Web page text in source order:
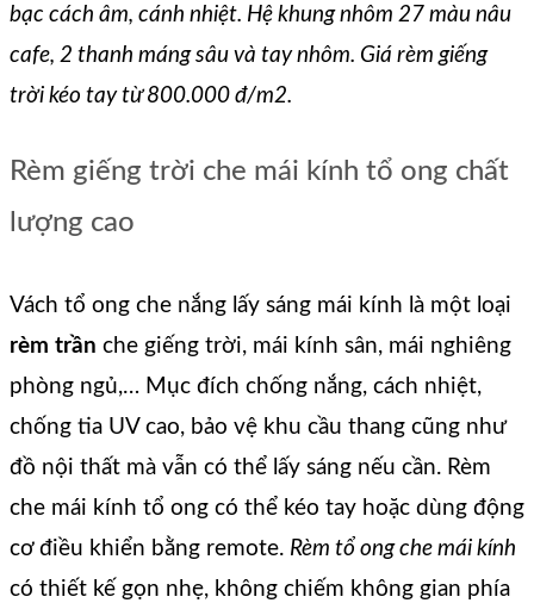
bạc cách âm, cánh nhiệt. Hệ khung nhôm 27 màu nâu
cafe, 2 thanh máng sâu và tay nhôm. Giá rèm giếng
trời kéo tay từ 800.000 đ/m2.
Rèm giếng trời che mái kính tổ ong chất
lượng cao
Vách tổ ong che nắng lấy sáng mái kính là một loại
rèm trần che giếng trời, mái kính sân, mái nghiêng
phòng ngủ,… Mục đích chống nắng, cách nhiệt,
chống tia UV cao, bảo vệ khu cầu thang cũng như
đồ nội thất mà vẫn có thể lấy sáng nếu cần. Rèm
che mái kính tổ ong có thể kéo tay hoặc dùng động
cơ điều khiển bằng remote. Rèm tổ ong che mái kính
có thiết kế gọn nhẹ, không chiếm không gian phía